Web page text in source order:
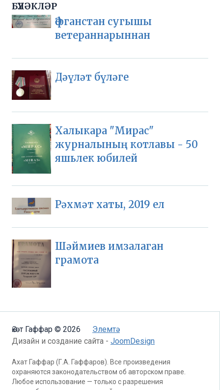
БҮЛӘКЛӘР
Әфганстан сугышы
ветераннарыннан
Дәүләт бүләге
Халыкара "Мирас"
журналының котлавы - 50
яшьлек юбилей
Рәхмәт хаты, 2019 ел
Шәймиев имзалаган
грамота
Әхәт Гаффар © 2026
Элемтә
Дизайн и создание сайта - JoomDesign
Ахат Гаффар (Г.А. Гаффаров). Все произведения
охраняются законодательством об авторском праве.
Любое использование — только с разрешения